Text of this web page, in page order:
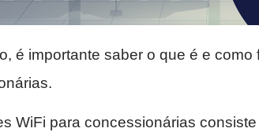
é importante saber o que é e como
WiFi para concessionárias